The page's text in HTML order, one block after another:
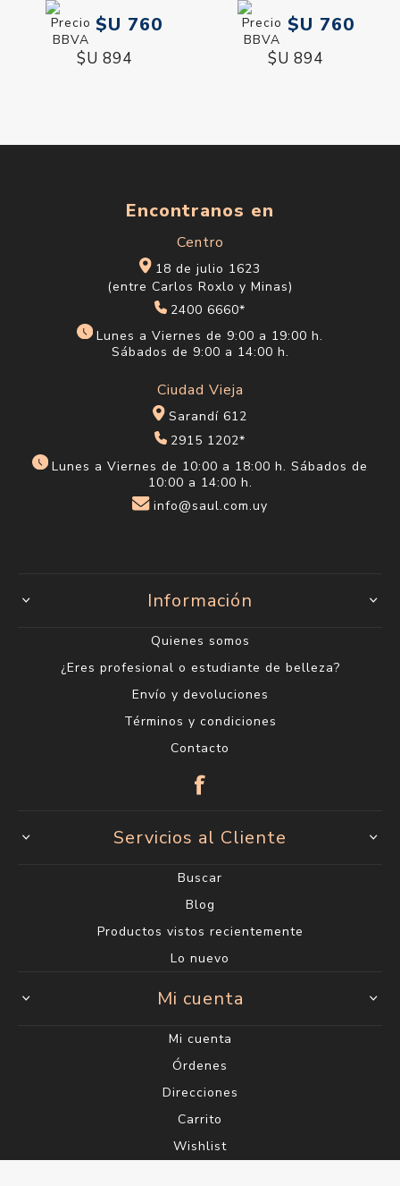
$U 760
$U 894
$U 760
$U 894
Encontranos en
Centro
18 de julio 1623
(entre Carlos Roxlo y Minas)
2400 6660*
Lunes a Viernes de 9:00 a 19:00 h.
Sábados de 9:00 a 14:00 h.
Ciudad Vieja
Sarandí 612
2915 1202*
Lunes a Viernes de 10:00 a 18:00 h. Sábados de
10:00 a 14:00 h.
info@saul.com.uy
Información
Quienes somos
¿Eres profesional o estudiante de belleza?
Envío y devoluciones
Términos y condiciones
Contacto
Servicios al Cliente
Buscar
Blog
Productos vistos recientemente
Lo nuevo
Mi cuenta
Mi cuenta
Órdenes
Direcciones
Carrito
Wishlist